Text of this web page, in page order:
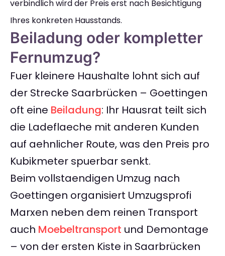
verbindlich wird der Preis erst nach Besichtigung
Ihres konkreten Hausstands.
Beiladung oder kompletter
Fernumzug?
Fuer kleinere Haushalte lohnt sich auf
der Strecke Saarbrücken – Goettingen
oft eine Beiladung: Ihr Hausrat teilt sich
die Ladeflaeche mit anderen Kunden
auf aehnlicher Route, was den Preis pro
Kubikmeter spuerbar senkt.
Beim vollstaendigen Umzug nach
Goettingen organisiert Umzugsprofi
Marxen neben dem reinen Transport
auch Moebeltransport und Demontage
– von der ersten Kiste in Saarbrücken